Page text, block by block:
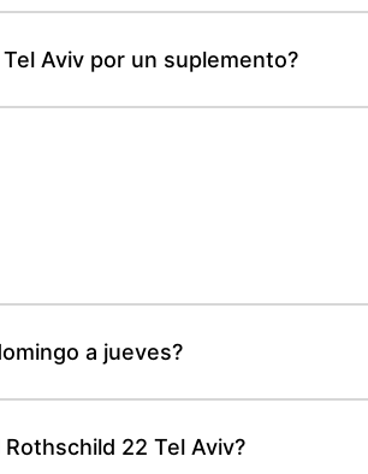
Aviv por un suplemento?
a jueves?
22 Tel Aviv?